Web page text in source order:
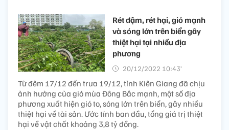
Rét đậm, rét hại, gió mạnh
và sóng lớn trên biển gây
thiệt hại tại nhiều địa
phương
20/12/2022 10:43’
Từ đêm 17/12 đến trưa 19/12, tỉnh Kiên Giang đã chịu
ảnh hưởng của gió mùa Đông Bắc mạnh, một số địa
phương xuất hiện gió to, sóng lớn trên biển, gây nhiều
thiệt hại về tài sản. Ước tính ban đầu, tổng giá trị thiệt
hại về vật chất khoảng 3,8 tỷ đồng.